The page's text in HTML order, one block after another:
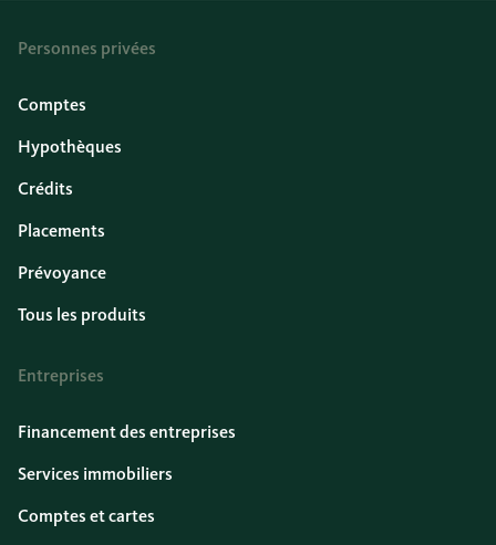
Personnes privées
Comptes
Hypothèques
Crédits
Placements
Prévoyance
Tous les produits
Entreprises
Financement des entreprises
Services immobiliers
Comptes et cartes